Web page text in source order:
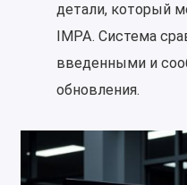
детали, который
IMPA. Система
введенными и
обновления.